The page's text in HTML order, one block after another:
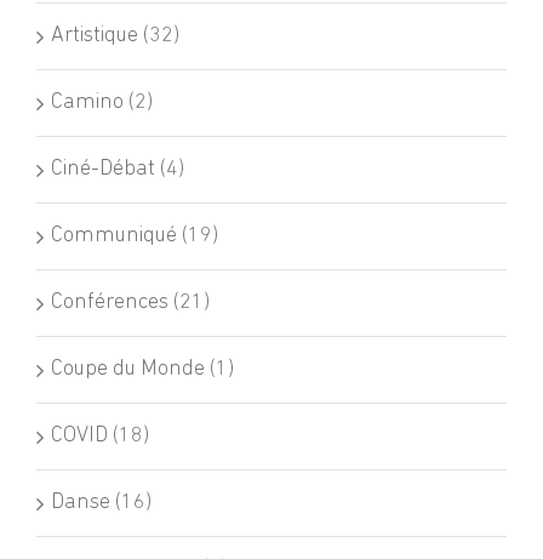
Artistique (32)
Camino (2)
Ciné-Débat (4)
Communiqué (19)
Conférences (21)
Coupe du Monde (1)
COVID (18)
Danse (16)